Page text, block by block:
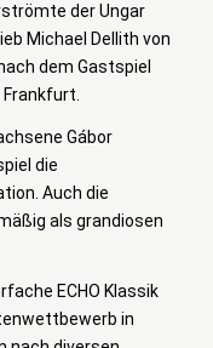
der Ungar
Michael Dellith von
dem Gastspiel
Gábor
die
Auch die
als grandiosen
ECHO Klassik
in